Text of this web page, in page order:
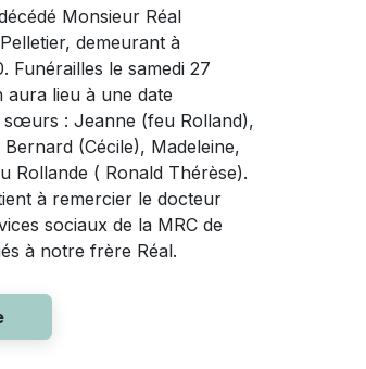
Monsieur Réal
demeurant à
Funérailles le samedi 27
aura lieu à une date
sœurs : Jeanne (feu Rolland),
(Cécile), Madeleine,
Rollande ( Ronald Thérèse).
à remercier le docteur
sociaux de la MRC de
à notre frère Réal.